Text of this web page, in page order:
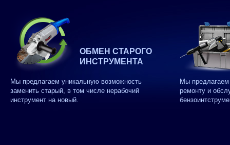
ОБМЕН СТАРОГО
ИНСТРУМЕНТА
Мы предлагаем уникальную возможность
заменить старый, в том числе нерабочий
инструмент на новый.
Мы
ремонту и